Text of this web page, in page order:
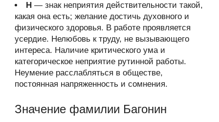
Н — знак неприятия действительности такой,
какая она есть; желание достичь духовного и
физического здоровья. В работе проявляется
усердие. Нелюбовь к труду, не вызывающего
интереса. Наличие критического ума и
категорическое неприятие рутинной работы.
Неумение расслабляться в обществе,
постоянная напряженность и сомнения.
Значение фамилии Багонин